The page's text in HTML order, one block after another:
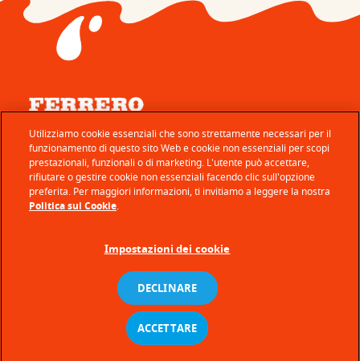
© Ferrero 2026 − All rights reserved
Servizio Consumatori
Gestione Profilo
Termini e condizioni d’uso
Politica sui Cookie
Utilizziamo cookie essenziali che sono strettamente necessari per il
funzionamento di questo sito Web e cookie non essenziali per scopi
prestazionali, funzionali o di marketing. L'utente può accettare,
rifiutare o gestire cookie non essenziali facendo clic sull'opzione
preferita. Per maggiori informazioni, ti invitiamo a leggere la nostra
Politica sui Cookie.
Impostazioni dei cookie
DECLINARE
ACCETTARE